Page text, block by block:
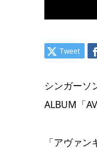
Tweet
シンガーソ
ALBUM「
「アヴァ